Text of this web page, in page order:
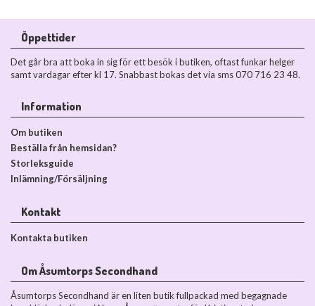
Öppettider
Det går bra att boka in sig för ett besök i butiken, oftast funkar helger
samt vardagar efter kl 17. Snabbast bokas det via sms 070 716 23 48.
Information
Om butiken
Beställa från hemsidan?
Storleksguide
Inlämning/Försäljning
Kontakt
Kontakta butiken
Om Åsumtorps Secondhand
Åsumtorps Secondhand är en liten butik fullpackad med begagnade